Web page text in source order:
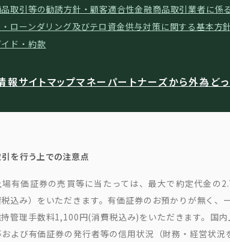
取引等の勧誘方針・顧客適合性金融商品取引業者に係
ローンダリング及びテロ資金供与対策に関する基本方針
ド・約款
報サイトマップマネーパートナーズから外為ど
を行う上での注意点
場有価証券の売買等に当たっては、最大で約定代金
税込み）をいただきます。有価証券のお預かりが無く
管理手数料1,100円(消費税込み)をいただきます。国
よび有価証券の発行者等の信用状況（財務・経営状